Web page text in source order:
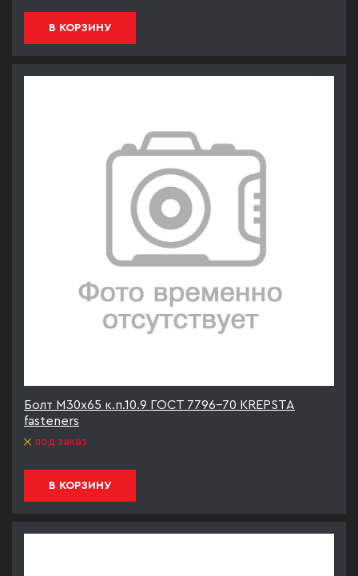
В КОРЗИНУ
Болт М30х65 к.п.10.9 ГОСТ 7796-70 KREPSTA
fasteners
под заказ
В КОРЗИНУ